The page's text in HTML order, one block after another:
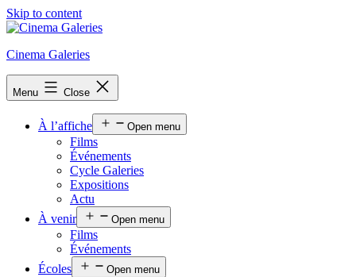
Skip to content
Cinema Galeries
Menu Close
À l’affiche Open menu
Films
Événements
Cycle Galeries
Expositions
Actu
À venir
Open menu
Films
Événements
Écoles
Open menu